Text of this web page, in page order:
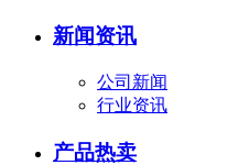
新闻资讯
公司新闻
行业资讯
产品热卖